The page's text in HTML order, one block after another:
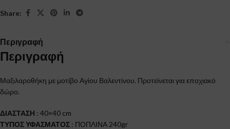
Share:
Περιγραφή
Περιγραφή
Μαξιλαροθήκη με μοτίβο Αγίου Βαλεντίνου. Προτείνεται για εποχιακό
δώρο.
ΔΙΑΣΤΑΣΗ : 40×40 cm
ΤΥΠΟΣ ΥΦΑΣΜΑΤΟΣ : ΠΟΠΛΙΝΑ 240gr